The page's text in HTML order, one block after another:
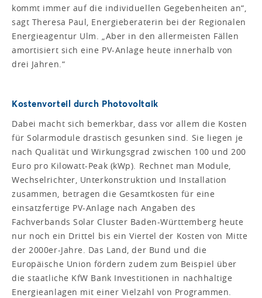
kommt immer auf die individuellen Gegebenheiten an“,
sagt Theresa Paul, Energieberaterin bei der Regionalen
Energieagentur Ulm. „Aber in den allermeisten Fällen
amortisiert sich eine PV-Anlage heute innerhalb von
drei Jahren.“
Kostenvorteil durch Photovoltaik
Dabei macht sich bemerkbar, dass vor allem die Kosten
für Solarmodule drastisch gesunken sind. Sie liegen je
nach Qualität und Wirkungsgrad zwischen 100 und 200
Euro pro Kilowatt-Peak (kWp). Rechnet man Module,
Wechselrichter, Unterkonstruktion und Installation
zusammen, betragen die Gesamtkosten für eine
einsatzfertige PV-Anlage nach Angaben des
Fachverbands Solar Cluster Baden-Württemberg heute
nur noch ein Drittel bis ein Viertel der Kosten von Mitte
der 2000er-Jahre. Das Land, der Bund und die
Europäische Union fördern zudem zum Beispiel über
die staatliche KfW Bank Investitionen in nachhaltige
Energieanlagen mit einer Vielzahl von Programmen.